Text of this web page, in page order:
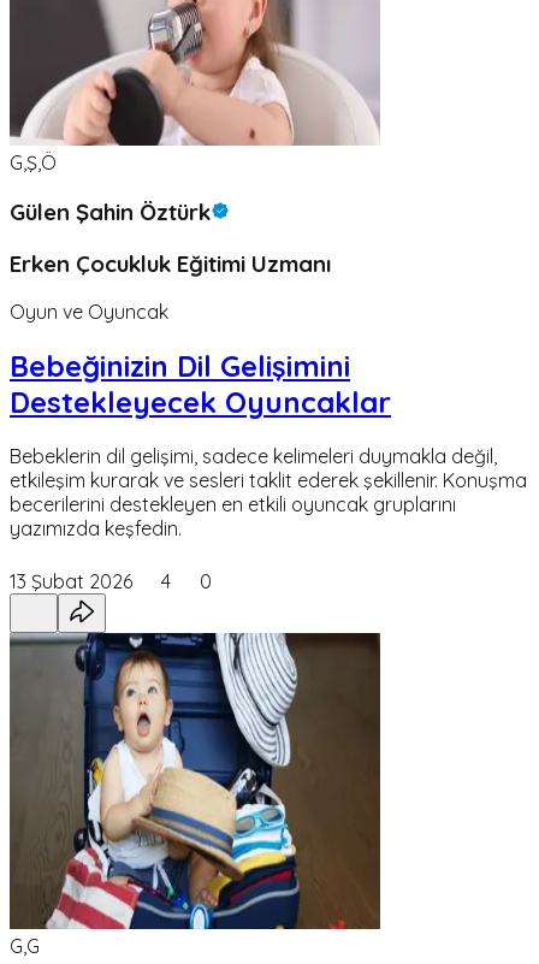
G,Ş,Ö
Gülen Şahin Öztürk
Erken Çocukluk Eğitimi Uzmanı
Oyun ve Oyuncak
Bebeğinizin Dil Gelişimini
Destekleyecek Oyuncaklar
Bebeklerin dil gelişimi, sadece kelimeleri duymakla değil,
etkileşim kurarak ve sesleri taklit ederek şekillenir. Konuşma
becerilerini destekleyen en etkili oyuncak gruplarını
yazımızda keşfedin.
13 Şubat 2026 4 0
G,G